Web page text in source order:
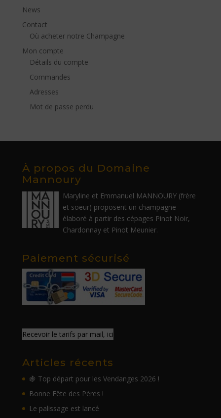
News
Contact
Où acheter notre Champagne
Mon compte
Détails du compte
Commandes
Adresses
Mot de passe perdu
À propos du Domaine
Mannoury
Maryline et Emmanuel MANNOURY (frère
et soeur) proposent un champagne
élaboré à partir des cépages Pinot Noir,
Chardonnay et Pinot Meunier.
Paiement sécurisé
Recevoir le tarifs par mail, ici
Articles récents
🍇 Top départ pour les Vendanges 2026 !
Bonne Fête des Pères !
Le palissage est lancé